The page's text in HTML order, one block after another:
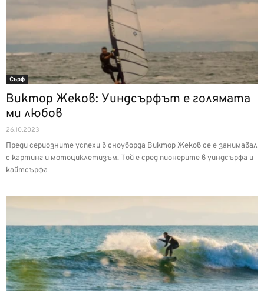
Сърф
Виктор Жеков: Уиндсърфът е голямата
ми любов
26.10.2023
Преди сериозните успехи в сноуборда Виктор Жеков се е занимавал
с картинг и мотоциклетизъм. Той е сред пионерите в уиндсърфа и
кайтсърфа